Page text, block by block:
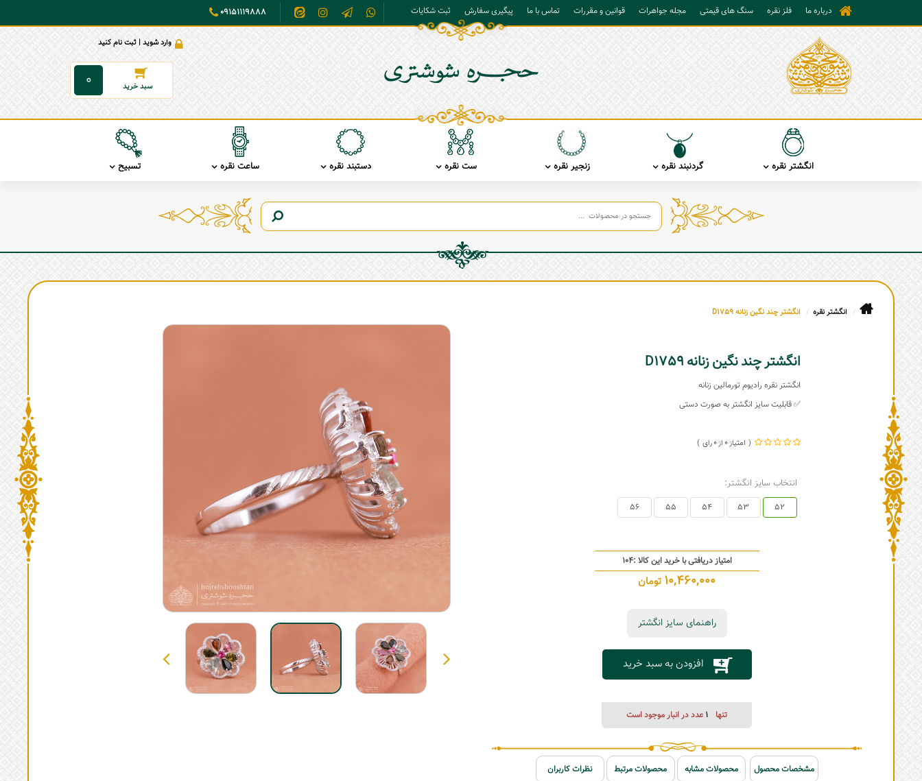
درباره ما فلز نقره سنگ های قیمتی مجله جواهرات قوانین و مقررات تماس با ما پیگیری سفارش ثبت شکایات 09151119888
وارد شوید | ثبت نام کنید
0
انگشتر نقره گردنبند نقره زنجیر نقره ست نقره دستبند نقره ساعت نقره تسبیح
انگشتر نقره انگشتر چند نگین زنانه D1759
انگشتر چند نگین زنانه D1759
انگشتر نقره رادیوم تورمالین زنانه
✅ قابلیت سایز انگشتر به صورت دستی
0
0
انتخاب سایز انگشتر:
52
53
54
55
56
امتیاز دریافتی با خرید این کالا :104
10,460,000 تومان
راهنمای سایز انگشتر
افزودن به سبد خرید
تنها 1 عدد در انبار موجود است
مشخصات محصول محصولات مشابه محصولات مرتبط نظرات کاربران